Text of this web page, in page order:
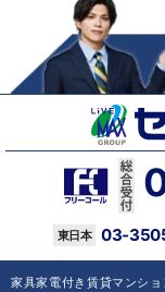
03-
家具家電付き賃貸マンシ